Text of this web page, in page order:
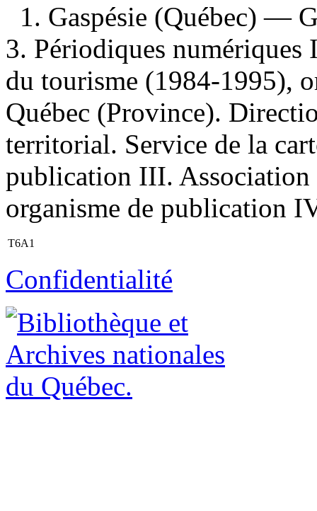
1. Gaspésie (Québec) —
3. Périodiques
du tourisme (1984-1995),
Québec (Province).
territorial. Service de la
publication III. Association
organisme de publication
T6A1
Confidentialité